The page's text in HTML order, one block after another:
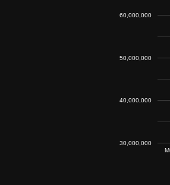
30,000,000
40,000,000
50,000,000
60,000,000